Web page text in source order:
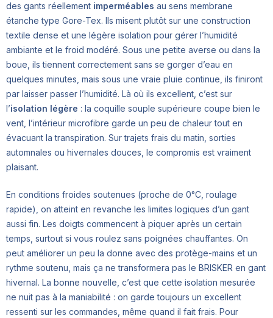
des gants réellement imperméables au sens membrane
étanche type Gore-Tex. Ils misent plutôt sur une construction
textile dense et une légère isolation pour gérer l’humidité
ambiante et le froid modéré. Sous une petite averse ou dans la
boue, ils tiennent correctement sans se gorger d’eau en
quelques minutes, mais sous une vraie pluie continue, ils finiront
par laisser passer l’humidité. Là où ils excellent, c’est sur
l’isolation légère : la coquille souple supérieure coupe bien le
vent, l’intérieur microfibre garde un peu de chaleur tout en
évacuant la transpiration. Sur trajets frais du matin, sorties
automnales ou hivernales douces, le compromis est vraiment
plaisant.
En conditions froides soutenues (proche de 0°C, roulage
rapide), on atteint en revanche les limites logiques d’un gant
aussi fin. Les doigts commencent à piquer après un certain
temps, surtout si vous roulez sans poignées chauffantes. On
peut améliorer un peu la donne avec des protège-mains et un
rythme soutenu, mais ça ne transformera pas le BRISKER en gant
hivernal. La bonne nouvelle, c’est que cette isolation mesurée
ne nuit pas à la maniabilité : on garde toujours un excellent
ressenti sur les commandes, même quand il fait frais. Pour